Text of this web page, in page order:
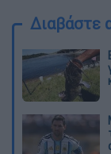
Διαβάστε